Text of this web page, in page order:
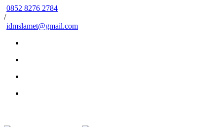
0852 8276 2784
/
idmslamet@gmail.com